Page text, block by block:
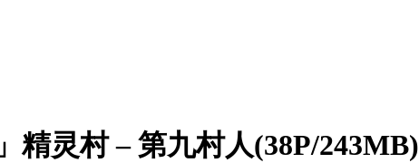
精灵村 – 第九村人(38P/243MB)